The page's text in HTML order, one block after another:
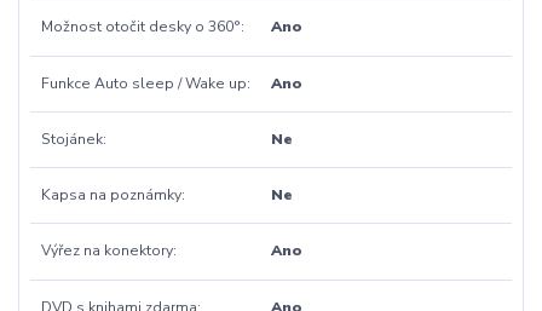
Možnost otočit desky o 360° Ano
Funkce Auto sleep / Wake up Ano
Stojánek Ne
Kapsa na poznámky Ne
Výřez na konektory Ano
DVD s knihami zdarma Ano